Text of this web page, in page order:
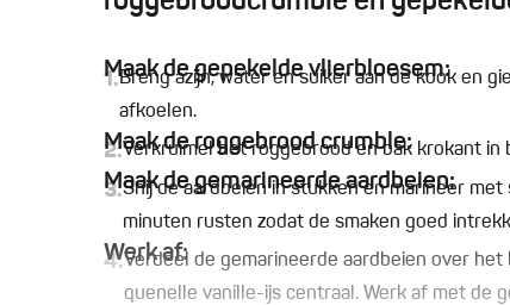
Maak de gepekelde vlierbloesem:
1.Breng azijn, water en suiker aan de kook en
afkoelen.
Maak de roggebrood crumble:
2.Verkruimel het roggebrood en bak krokant
Maak de gemarineerde aardbeien:
3.Snij de aardbeien in stukken en marineer
minuten rusten zodat de smaken goed
Werk af:
4.Verdeel de gemarineerde aardbeien over
quenelle vanille-ijs centraal. Werk af met de